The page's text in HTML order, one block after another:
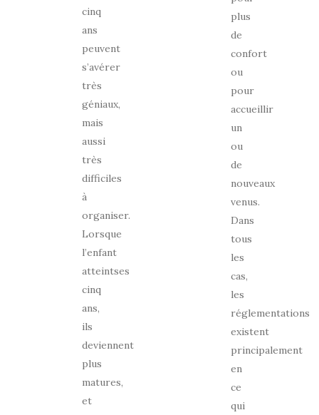
cinq
ans
peuvent
s’avérer
très
géniaux,
mais
aussi
très
difficiles
à
organiser.
Lorsque
l’enfant
atteintses
cinq
ans,
ils
deviennent
plus
matures,
et
plus
de
confort
ou
pour
accueillir
un
ou
de
nouveaux
venus.
Dans
tous
les
cas,
les
réglementations
existent
principalement
en
ce
qui